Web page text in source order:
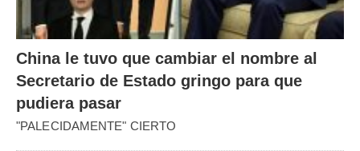
China le tuvo que cambiar el nombre al
Secretario de Estado gringo para que
pudiera pasar
"PALECIDAMENTE" CIERTO